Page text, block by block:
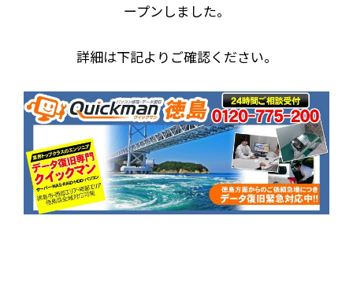
ープンしました。
詳細は下記よりご確認ください。